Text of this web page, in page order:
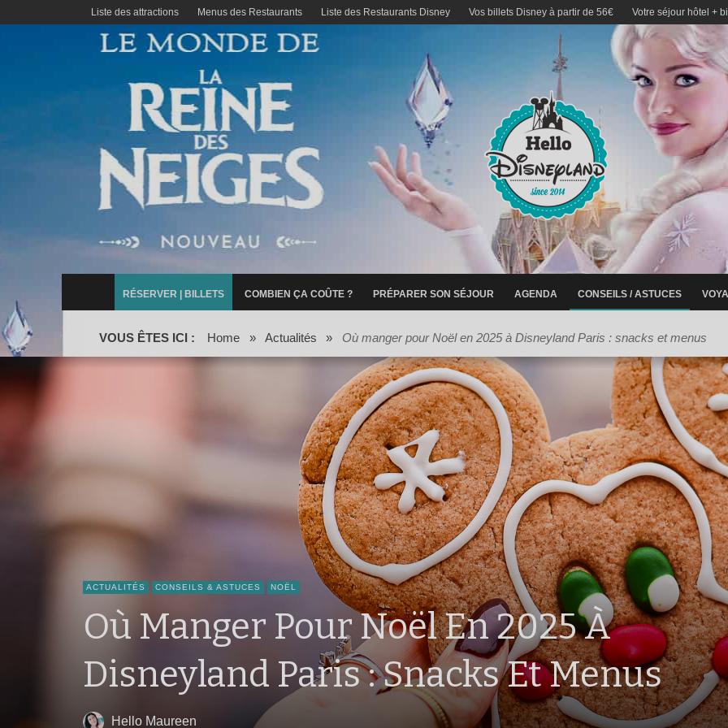
Liste des attractions Menus des Restaurants Liste des Restaurants Disney Vos billets Disney à partir de 56€ Votre séjour hôtel +
RÉSERVER | BILLETS COMBIEN ÇA COÛTE ? PRÉPARER SON SÉJOUR AGENDA CONSEILS / ASTUCES
VOUS ÊTES ICI : Home » Actualités » Où manger pour Noël en 2025 à Disneyland Paris : snacks et menus
ACTUALITÉS CONSEILS & ASTUCES NOËL
Où Manger Pour Noël En 2025 À
Disneyland Paris : Snacks Et Menus
Hello Maureen